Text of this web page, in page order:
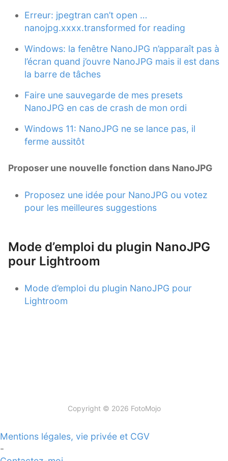
Erreur: jpegtran can’t open …
nanojpg.xxxx.transformed for reading
Windows: la fenêtre NanoJPG n’apparaît pas à
l’écran quand j’ouvre NanoJPG mais il est dans
la barre de tâches
Faire une sauvegarde de mes presets
NanoJPG en cas de crash de mon ordi
Windows 11: NanoJPG ne se lance pas, il
ferme aussitôt
Proposer une nouvelle fonction dans NanoJPG
Proposez une idée pour NanoJPG ou votez
pour les meilleures suggestions
Mode d’emploi du plugin NanoJPG
pour Lightroom
Mode d’emploi du plugin NanoJPG pour
Lightroom
Copyright © 2026 FotoMojo
Mentions légales, vie privée et CGV
-